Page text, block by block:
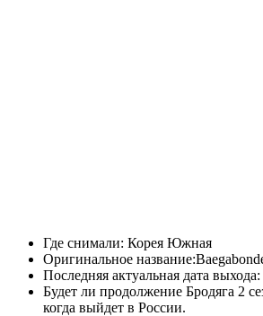
Где снимали: Корея Южная
Оригинальное название:
Последняя актуальная дата выхода:
Будет ли продолжение Бродяга 2
когда выйдет в России.